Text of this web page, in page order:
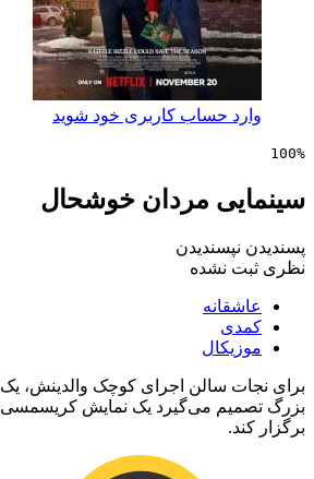
حساب کاربری خود شوید
مردان خوشحال
نشده
سالن اجرای کوچک والدینش، یک رقصنده
می‌گیرد یک نمایش کریسمسی با حضور